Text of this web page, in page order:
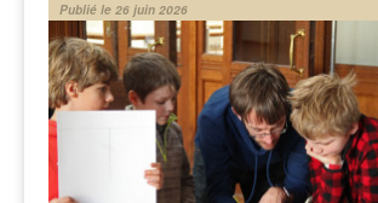
Publié le 26 juin 2026